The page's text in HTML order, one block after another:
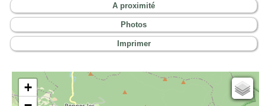
A proximité
Photos
Imprimer
+
Cartes IGN
Open Topo Map